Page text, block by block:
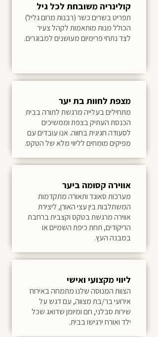
קולינריה משובחת לכל גיל
תפריט בשרים כשר (רבנות מרום גליל)
הכולל מנות מותאמות לקהל צעיר
לצד נתחי פרימיום מעושנים למבוגרים.
מצפת לחוות בת יער
מתחילים בעלייה מרגשת לתורה בבית
הכנסת העתיק בצפת וממשיכים
לסעודה חגיגית בחווה. אנו עובדים עם
מפיקים מומחים לליווי מלא של הטקס.
אווירה קסומה ביער
מערכות סאונד ותאורה מתקדמות
המשתלבות בין עצי האורן, ליצירת
אווירה מרגשת בטקס וקצבית ברחבת
הריקודים, תחת כיפת השמיים או
במבנה העץ.
ליווי מקצועי ואישי
הצוות המנוסה שלנו מתמחה באירוח
אירועי בר/בת מצווה, עם דגש על
שירות סבלני, חם ומיומן שדואג שכל
ילד ואורח ירגישו בבית.